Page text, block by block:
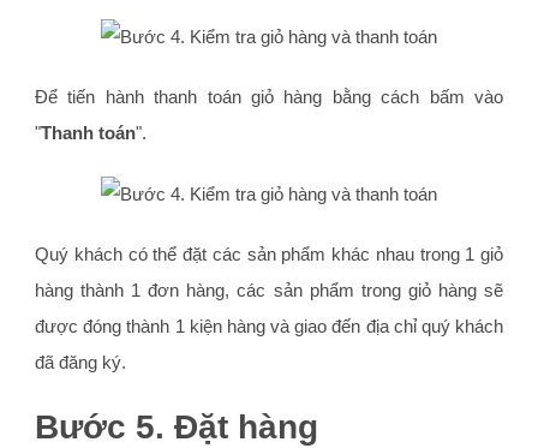
Để tiến hành thanh toán giỏ hàng bằng cách bấm vào
"Thanh toán".
Quý khách có thể đặt các sản phẩm khác nhau trong 1 giỏ
hàng thành 1 đơn hàng, các sản phẩm trong giỏ hàng sẽ
được đóng thành 1 kiện hàng và giao đến địa chỉ quý khách
đã đăng ký.
Bước 5. Đặt hàng